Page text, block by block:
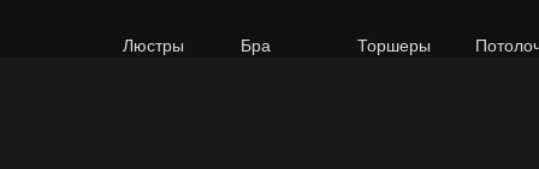
Люстры Бра Торшеры